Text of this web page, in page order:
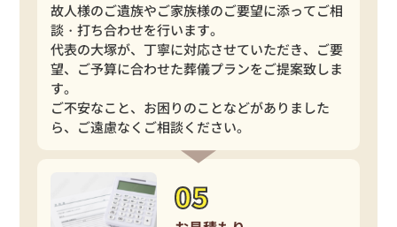
故人様のご遺族やご家族様のご要望に添ってご相
談・打ち合わせを行います。
代表の大塚が、丁寧に対応させていただき、ご要
望、ご予算に合わせた葬儀プランをご提案致しま
す。
ご不安なこと、お困りのことなどがありました
ら、ご遠慮なくご相談ください。